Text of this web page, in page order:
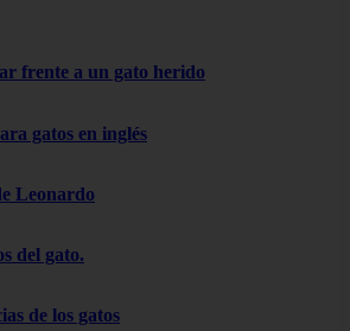
frente a un gato herido
gatos en inglés
Leonardo
del gato.
de los gatos